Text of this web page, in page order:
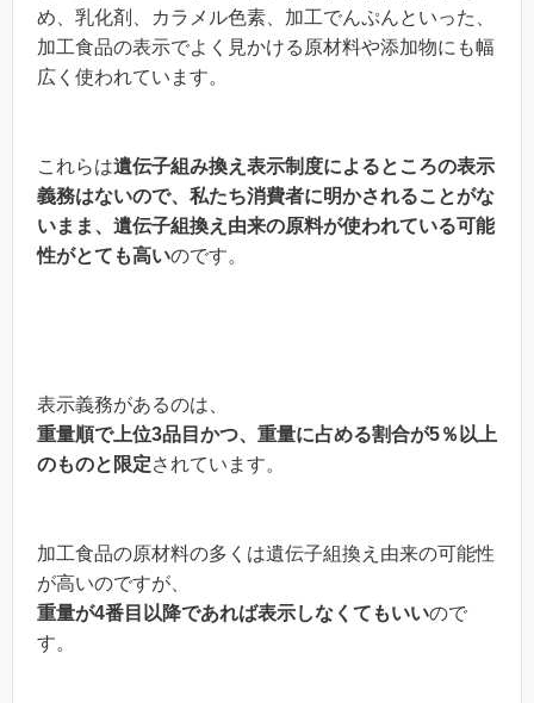
め、乳化剤、カラメル色素、加工でんぷんといった、
加工食品の表示でよく見かける原材料や添加物にも幅
広く使われています。
これらは遺伝子組み換え表示制度によるところの表示
義務はないので、私たち消費者に明かされることがな
いまま、遺伝子組換え由来の原料が使われている可能
性がとても高いのです。
表示義務があるのは、
重量順で上位3品目かつ、重量に占める割合が5％以上
のものと限定されています。
加工食品の原材料の多くは遺伝子組換え由来の可能性
が高いのですが、
重量が4番目以降であれば表示しなくてもいいので
す。